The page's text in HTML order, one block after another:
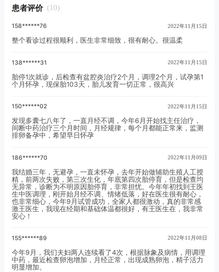
患者评价 (10)
158******76 2022年11月15日
整个看诊过程很顺利，医生非常细致，很有耐心。很温柔
138******31 2022年11月15日
胎停1次就诊，后检查有盆腔炎治疗2个月，调理2个月，试孕第1
个月怀孕，现保胎103天，胎儿发育一切正常，很高兴
150******02 2022年11月15日
发现多囊七八年了，一直月经不调，今年6月开始找主任治疗，
间断中药治疗三个月时间，月经规律，每个月都能正常来，监测
排卵备孕中，希望早日怀孕
186******70 2022年11月09日
我结婚三年，无避孕，一直未怀孕，去年开始做辅助生殖人工授
精，前两次失败，第三次生化，年底第四次胎停育，但是检查均
无异常，诊断为不明原因胎停育，非常担忧。今年年初找到王医
生中医调理，刚开始月经不调、情绪低落，好在医生很有耐心，
也非常细心，今年9月试管成功，全家人都很激动，真的非常感
激王医生，我现在经期和基础体温都很好，有王医生在，我非常
安心！
155******89 2022年11月08日
今年9月，我们夫妇两人连续看了4次，根据脉象及病情，用调理
中药，最近检查卵泡增加，月经正常，出现成熟卵泡，精子活力
明显增加。